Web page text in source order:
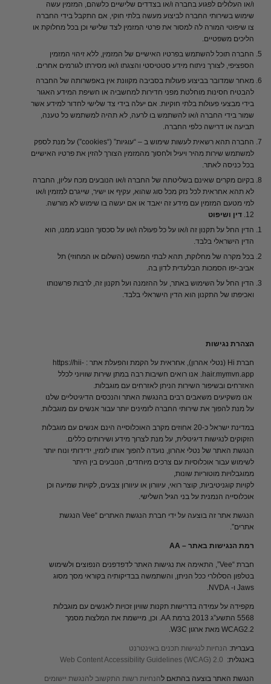
ו/או העלולים לפגוע בחברה ו/או בצדדים שלישיים כלשהם, המזמין עשה
שימוש בשירותי החברה לביצוע מעשה בלתי חוקי, אם התקבל בידי החברה
צו שיפוטי המורה לה למסור את פרטי המזמין לצד שלישי וכן בכל מחלוקת או
הליכים משפטיים.
החברה תוכל להשתמש בפרטיו האישיים של המזמין, ללא זיהוי המזמין
הספציפי, לצורך ניתוח מידע סטטיסטי והצגתו ו/או מסירתו לגורמים אחרים.
מאחר שמדובר בביצוע פעולות בסביבה מקוונת אין באפשרותה של החברה
להבטיח חסינות מוחלטת מפני חדירות למחשביה או חשיפת המידע האגור
בידי מבצעי פעולות בלתי חוקיות. אם יעלה בידי צד שלישי לחדור למידע אשר
שמור בידי החברה ו/או להשתמש בו לרעה, לא תהיה למשתמש כל טענה,
תביעה או דרישה כלפי החברה.
החברה תהא רשאית לעשות שימוש ב – “עוגיות” (“cookies”) על מנת לספק
למשתמש שירות מהיר ויעיל ולחסוך מהמזמין הצורך להזין את פרטיו האישיים
בכל כניסה לאתר.
בקיום מקרים שאינם בשליטתה של החברה ו/או הנובעים מכח עליון, החברה
לא תהא אחראית לכל נזק מכל סוג שהוא, עקיף או ישיר, שייגרם למזמין ו/או
למי מטעם המזמין עם מידע זה יאבד או אם יעשה בו שימוש לא מורשה.
12. דין ושיפוט
הדין החל על תקנון זה ו/או על כל פעולה ו/או על סכסוך הנובע ממנו, הוא
הדין הישראלי בלבד.
בכל מקרה של מחלוקת, תהא לבתי המשפט (השלום או המחוזי) תל
אביב-יפו הסמכות הבלעדית לדון בה.
הדין החל על השימוש באתר, על ההזמנה ועל תקנון זה, לרבות פרשנותו
ואכיפתו של התקנון הוא הדין הישראלי בלבד.
הצהרת נגישות
חברת Hi (נטלי אהרון), אחראית על הקמת והפעלת אתר : https://hii-
hair.mymvn.app. אנו רואים חשיבות רבה במתן שירות שוויוני לכלל
האזרחים ובשיפור השירות הניתן לאזרחים עם מוגבלות.
אנו משקיעים משאבים רבים בהנגשת האתר והנכסים הדיגיטליים שלנו
על מנת להפוך את שירותי החברה לזמינים יותר עבור אנשים עם מוגבלות.
במדינת ישראל כ-20 אחוזים מקרב האוכלוסייה הינם אנשים עם מוגבלות
הזקוקים לנגישות דיגיטלית, על מנת לצרוך מידע ושירותים כללים.
הנגשת האתר של נטלי אהרון, נועדה להפוך אותו לזמין, ידידותי ונוח יותר
לשימוש עבור אוכלוסיות עם צרכים מיוחדים, הנובעים בין היתר
ממוגבלויות מוטוריות שונות,
לקויות קוגניטיביות, קוצר רואי, עיוורון או עיוורון צבעים, לקויות שמיעה וכן
אוכלוסייה הנמנית על בני הגיל השלישי.
הנגשת אתר זה בוצעה על ידי חברת הנגשת האתרים “Vee הנגשת
אתרים”.
רמת הנגישות באתר – AA
חברת “Vee”, התאימה את נגישות האתר לדפדפנים הנפוצים ולשימוש
בטלפון הסלולרי ככל הניתן, והשתמשה בבדיקותיה בקוראי מסך מסוג
Jaws ו- NVDA.
מקפידה על עמידה בדרישות תקנות שוויון זכויות לאנשים עם מוגבלות
5568 התשע”ג 2013 ברמת AA. וכן, מיישמת את המלצות מסמך
WCAG2.2 מאת ארגון W3C.
בעברית: הנחיות לנגישות תכנים באינטרנט
באנגלית: Web Content Accessibility Guidelines (WCAG) 2.0
הנגשת האתר בוצעה בהתאם להנחיות רשות התקשוב להנגשת יישומים